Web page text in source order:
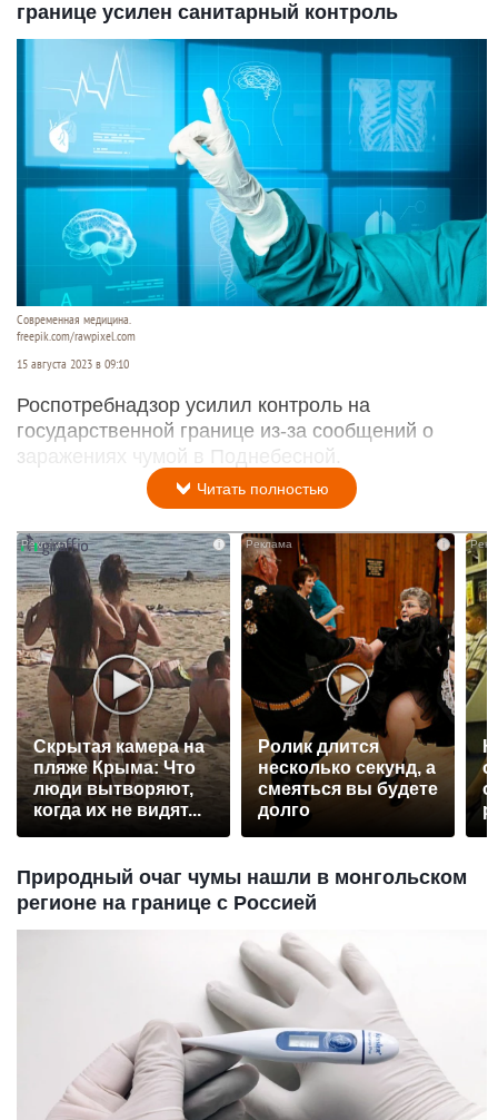
границе усилен санитарный контроль
Современная медицина.
freepik.com/rawpixel.com
15 августа 2023 в 09:10
Роспотребнадзор усилил контроль на
государственной границе из-за сообщений о
заражениях чумой в Поднебесной.
Читать полностью
i
Скрытая камера на
пляже Крыма: Что
люди вытворяют,
когда их не видят...
Ролик длится
несколько секунд, а
смеяться вы будете
долго
Природный очаг чумы нашли в монгольском
регионе на границе с Россией